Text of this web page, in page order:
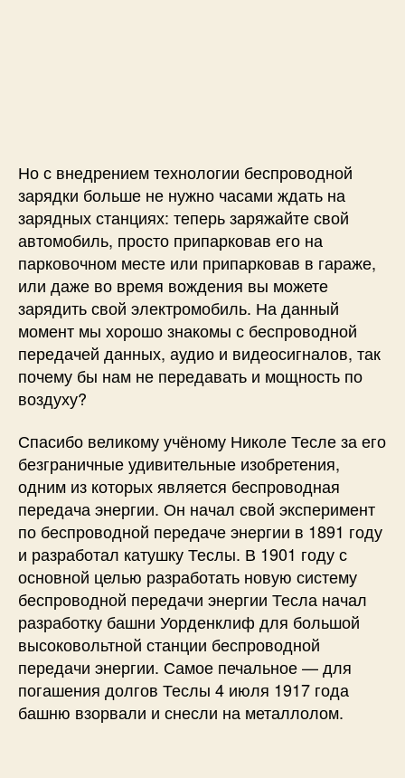
о
м
о
б
и
л
е
й
(
W
E
)
Но с внедрением технологии беспроводной
зарядки больше не нужно часами ждать на
зарядных станциях: теперь заряжайте свой
автомобиль, просто припарковав его на
парковочном месте или припарковав в гараже,
или даже во время вождения вы можете
зарядить свой электромобиль. На данный
момент мы хорошо знакомы с беспроводной
передачей данных, аудио и видеосигналов, так
почему бы нам не передавать и мощность по
воздуху?
Спасибо великому учёному Николе Тесле за его
безграничные удивительные изобретения,
одним из которых является беспроводная
передача энергии. Он начал свой эксперимент
по беспроводной передаче энергии в 1891 году
и разработал катушку Теслы. В 1901 году с
основной целью разработать новую систему
беспроводной передачи энергии Тесла начал
разработку башни Уорденклиф для большой
высоковольтной станции беспроводной
передачи энергии. Самое печальное — для
погашения долгов Теслы 4 июля 1917 года
башню взорвали и снесли на металлолом.